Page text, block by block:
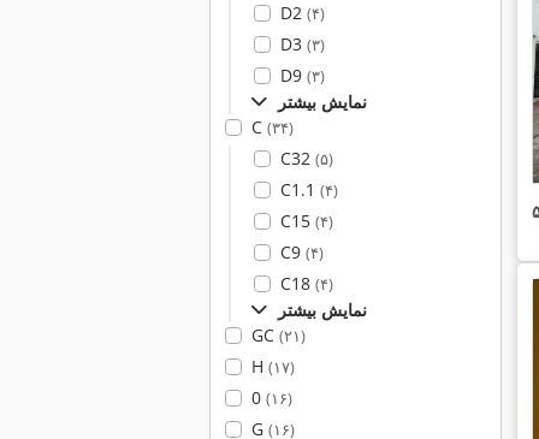
D2 (۴)
D3 (۳)
D9 (۳)
نمایش بیشتر
C (۳۴)
C32 (۵)
C1.1 (۴)
C15 (۴)
C9 (۴)
C18 (۴)
نمایش بیشتر
GC (۲۱)
H (۱۷)
0 (۱۶)
G (۱۶)